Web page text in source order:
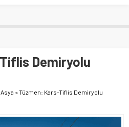
Demiryolu
Asya »Tüzmen: Kars-Tiflis Demiryolu